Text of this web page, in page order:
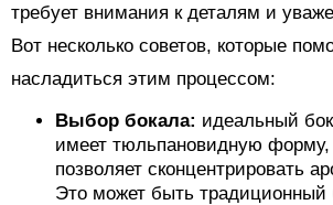
требует внимания к деталям и
Вот несколько советов, которые
насладиться этим процессом:
Выбор бокала: идеальный
имеет тюльпановидную форму,
позволяет сконцентрировать
Это может быть традиционный